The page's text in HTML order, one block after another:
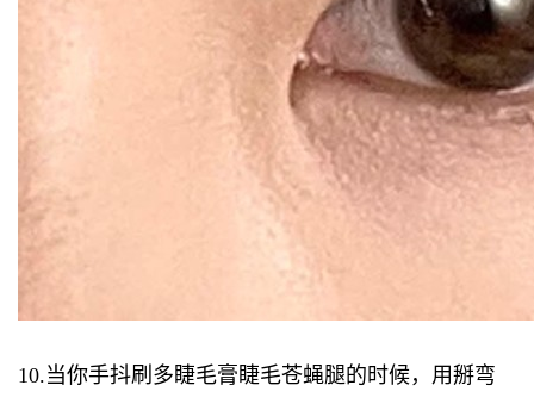
10.当你手抖刷多睫毛膏睫毛苍蝇腿的时候，用掰弯